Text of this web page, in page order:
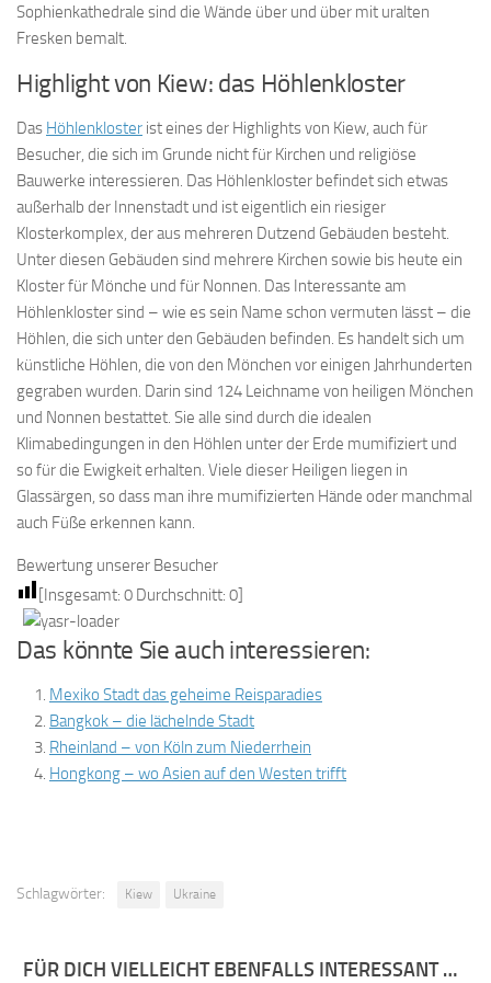
Sophienkathedrale sind die Wände über und über mit uralten
Fresken bemalt.
Highlight von Kiew: das Höhlenkloster
Das Höhlenkloster ist eines der Highlights von Kiew, auch für
Besucher, die sich im Grunde nicht für Kirchen und religiöse
Bauwerke interessieren. Das Höhlenkloster befindet sich etwas
außerhalb der Innenstadt und ist eigentlich ein riesiger
Klosterkomplex, der aus mehreren Dutzend Gebäuden besteht.
Unter diesen Gebäuden sind mehrere Kirchen sowie bis heute ein
Kloster für Mönche und für Nonnen. Das Interessante am
Höhlenkloster sind – wie es sein Name schon vermuten lässt – die
Höhlen, die sich unter den Gebäuden befinden. Es handelt sich um
künstliche Höhlen, die von den Mönchen vor einigen Jahrhunderten
gegraben wurden. Darin sind 124 Leichname von heiligen Mönchen
und Nonnen bestattet. Sie alle sind durch die idealen
Klimabedingungen in den Höhlen unter der Erde mumifiziert und
so für die Ewigkeit erhalten. Viele dieser Heiligen liegen in
Glassärgen, so dass man ihre mumifizierten Hände oder manchmal
auch Füße erkennen kann.
Bewertung unserer Besucher
[Insgesamt: 0 Durchschnitt: 0]
Das könnte Sie auch interessieren:
Mexiko Stadt das geheime Reisparadies
Bangkok – die lächelnde Stadt
Rheinland – von Köln zum Niederrhein
Hongkong – wo Asien auf den Westen trifft
Schlagwörter: Kiew Ukraine
FÜR DICH VIELLEICHT EBENFALLS INTERESSANT …